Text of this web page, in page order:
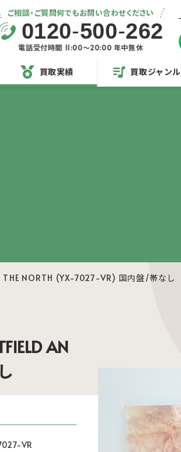
買取実績 買取ジャンル
ご相談・ご質問何でもお問い合わせください
0120-500-262
電話受付時間 11:00〜20:00 年中無休
THE NORTH (YX-7027-VR) 国内盤/帯なし
AN
VR